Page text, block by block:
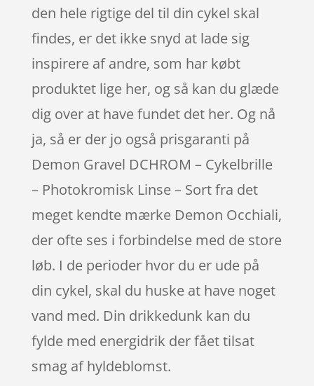
den hele rigtige del til din cykel skal
findes, er det ikke snyd at lade sig
inspirere af andre, som har købt
produktet lige her, og så kan du glæde
dig over at have fundet det her. Og nå
ja, så er der jo også prisgaranti på
Demon Gravel DCHROM – Cykelbrille
– Photokromisk Linse – Sort fra det
meget kendte mærke Demon Occhiali,
der ofte ses i forbindelse med de store
løb. I de perioder hvor du er ude på
din cykel, skal du huske at have noget
vand med. Din drikkedunk kan du
fylde med energidrik der fået tilsat
smag af hyldeblomst.